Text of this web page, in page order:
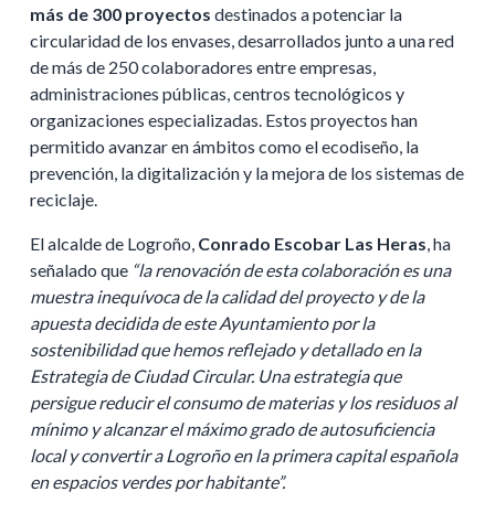
más de 300 proyectos destinados a potenciar la
circularidad de los envases, desarrollados junto a una red
de más de 250 colaboradores entre empresas,
administraciones públicas, centros tecnológicos y
organizaciones especializadas. Estos proyectos han
permitido avanzar en ámbitos como el ecodiseño, la
prevención, la digitalización y la mejora de los sistemas de
reciclaje.
El alcalde de Logroño, Conrado Escobar Las Heras, ha
señalado que “la renovación de esta colaboración es una
muestra inequívoca de la calidad del proyecto y de la
apuesta decidida de este Ayuntamiento por la
sostenibilidad que hemos reflejado y detallado en la
Estrategia de Ciudad Circular. Una estrategia que
persigue reducir el consumo de materias y los residuos al
mínimo y alcanzar el máximo grado de autosuficiencia
local y convertir a Logroño en la primera capital española
en espacios verdes por habitante”.